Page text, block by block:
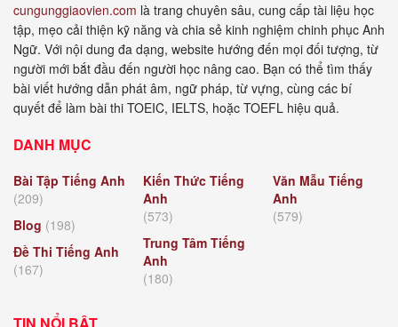
cungunggiaovien.com là trang chuyên sâu, cung cấp tài liệu học
tập, mẹo cải thiện kỹ năng và chia sẻ kinh nghiệm chinh phục Anh
Ngữ. Với nội dung đa dạng, website hướng đến mọi đối tượng, từ
người mới bắt đầu đến người học nâng cao. Bạn có thể tìm thấy
bài viết hướng dẫn phát âm, ngữ pháp, từ vựng, cùng các bí
quyết để làm bài thi TOEIC, IELTS, hoặc TOEFL hiệu quả.
DANH MỤC
Bài Tập Tiếng Anh
(209)
Blog (198)
Đề Thi Tiếng Anh
(167)
Kiến Thức Tiếng
Anh
(573)
Trung Tâm Tiếng
Anh
(180)
Văn Mẫu Tiếng
Anh
(579)